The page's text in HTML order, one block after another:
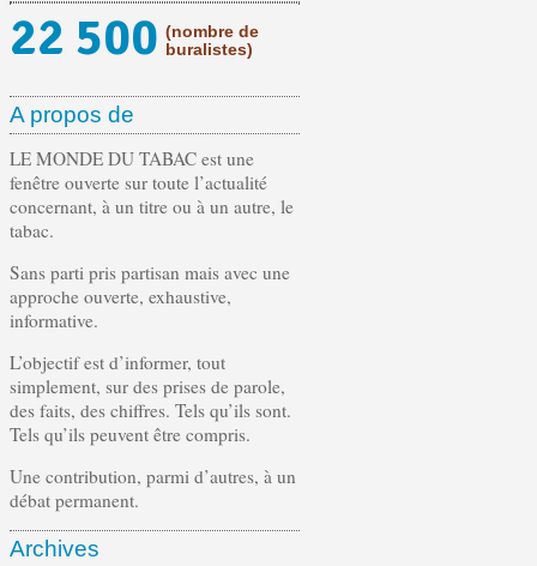
22 500 (nombre de
buralistes)
A propos de
LE MONDE DU TABAC est une
fenêtre ouverte sur toute l’actualité
concernant, à un titre ou à un autre, le
tabac.
Sans parti pris partisan mais avec une
approche ouverte, exhaustive,
informative.
L’objectif est d’informer, tout
simplement, sur des prises de parole,
des faits, des chiffres. Tels qu’ils sont.
Tels qu’ils peuvent être compris.
Une contribution, parmi d’autres, à un
débat permanent.
Archives